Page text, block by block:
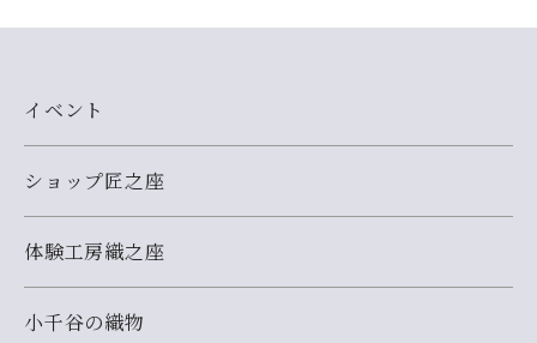
イベント
ショップ匠之座
体験工房織之座
小千谷の織物